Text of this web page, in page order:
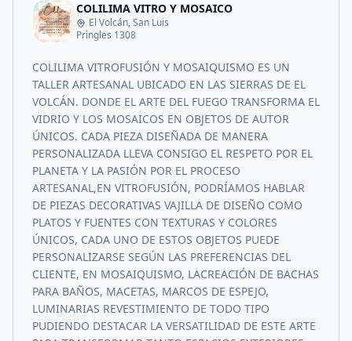
COLILIMA VITRO Y MOSAICO
El Volcán, San Luis
Pringles 1308
COLILIMA VITROFUSIÓN Y MOSAIQUISMO ES UN
TALLER ARTESANAL UBICADO EN LAS SIERRAS DE EL
VOLCÁN. DONDE EL ARTE DEL FUEGO TRANSFORMA EL
VIDRIO Y LOS MOSAICOS EN OBJETOS DE AUTOR
ÚNICOS. CADA PIEZA DISEÑADA DE MANERA
PERSONALIZADA LLEVA CONSIGO EL RESPETO POR EL
PLANETA Y LA PASIÓN POR EL PROCESO
ARTESANAL,EN VITROFUSIÓN, PODRÍAMOS HABLAR
DE PIEZAS DECORATIVAS VAJILLA DE DISEÑO COMO
PLATOS Y FUENTES CON TEXTURAS Y COLORES
ÚNICOS, CADA UNO DE ESTOS OBJETOS PUEDE
PERSONALIZARSE SEGÚN LAS PREFERENCIAS DEL
CLIENTE, EN MOSAIQUISMO, LACREACIÓN DE BACHAS
PARA BAÑOS, MACETAS, MARCOS DE ESPEJO,
LUMINARIAS REVESTIMIENTO DE TODO TIPO
PUDIENDO DESTACAR LA VERSATILIDAD DE ESTE ARTE